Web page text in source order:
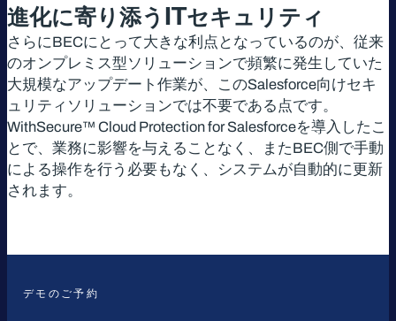
進化に寄り添う ITセキュリティ
さらにBECにとって大きな利点となっているのが、従来
のオンプレミス型ソリューションで頻繁に発生していた
大規模なアップデート作業が、このSalesforce向けセキ
ュリティソリューションでは不要である点です。
WithSecure™ Cloud Protection for Salesforceを導入したこ
とで、業務に影響を与えることなく、またBEC側で手動
による操作を行う必要もなく、システムが自動的に更新
されます。
デモのご予約